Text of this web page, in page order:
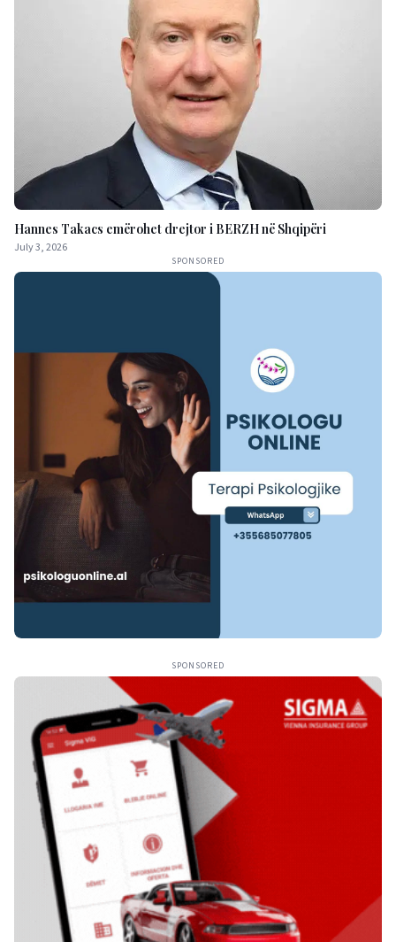
Hannes Takacs emërohet drejtor i BERZH në Shqipëri
July 3, 2026
SPONSORED
SPONSORED